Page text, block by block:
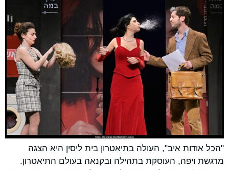
"הכל אודות איב", העולה בתיאטרון בית ליסין היא הצגה
מרגשת ויפה, העוסקת בתהילה ובקנאה בעולם התיאטרון.